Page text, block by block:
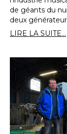
de géants du
deux
LIRE LA SUITE...